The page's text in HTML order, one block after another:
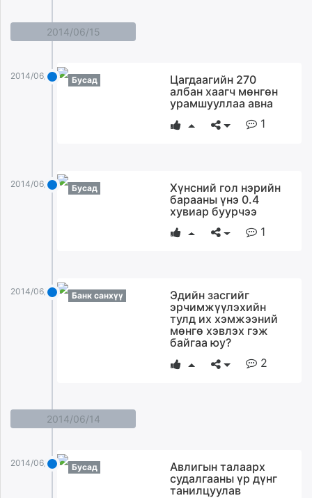
2014/06/15
2014/06/15 Бусад
Цагдаагийн 270
албан хаагч мөнгөн
урамшууллаа авна
1
2014/06/15 Бусад
Хүнсний гол нэрийн
барааны үнэ 0.4
хувиар буурчээ
1
2014/06/15 Банк санхүү
Эдийн засгийг
эрчимжүүлэхийн
тулд их хэмжээний
мөнгө хэвлэх гэж
байгаа юу?
2
2014/06/14
2014/06/14 Бусад
Авлигын талаарх
судалгааны үр дүнг
танилцуулав